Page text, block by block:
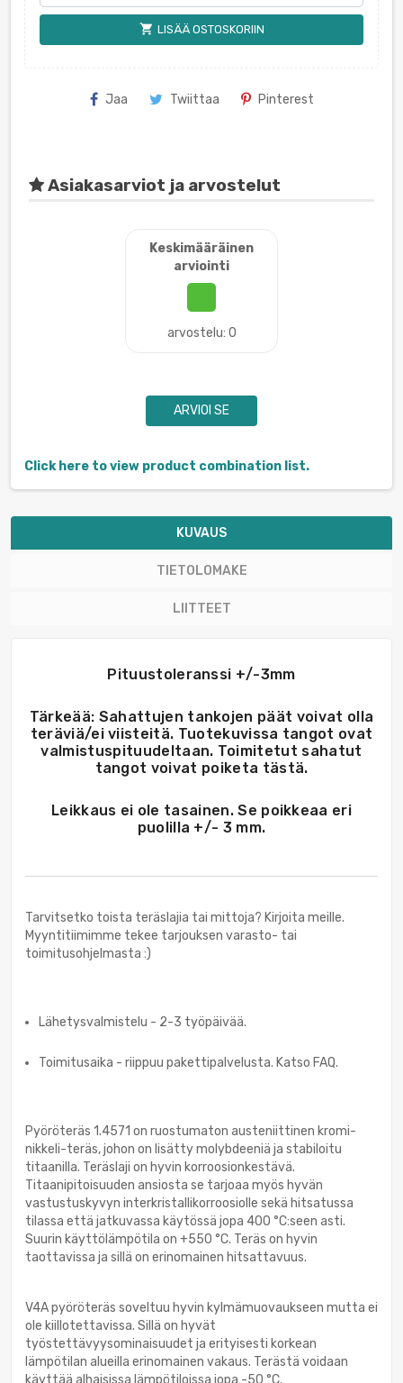
shopping_cart LISÄÄ OSTOSKORIIN
Jaa Twiittaa Pinterest
Asiakasarviot ja arvostelut
Keskimääräinen
arviointi
arvostelu: 0
ARVIOI SE
Click here to view product combination list.
KUVAUS
TIETOLOMAKE
LIITTEET
Pituustoleranssi +/-3mm
Tärkeää: Sahattujen tankojen päät voivat olla
teräviä/ei viisteitä. Tuotekuvissa tangot ovat
valmistuspituudeltaan. Toimitetut sahatut
tangot voivat poiketa tästä.
Leikkaus ei ole tasainen. Se poikkeaa eri
puolilla +/- 3 mm.
Tarvitsetko toista teräslajia tai mittoja? Kirjoita meille.
Myyntitiimimme tekee tarjouksen varasto- tai
toimitusohjelmasta :)
Lähetysvalmistelu - 2-3 työpäivää.
Toimitusaika - riippuu pakettipalvelusta. Katso FAQ.
Pyöröteräs 1.4571 on ruostumaton austeniittinen kromi-
nikkeli-teräs, johon on lisätty molybdeeniä ja stabiloitu
titaanilla. Teräslaji on hyvin korroosionkestävä.
Titaanipitoisuuden ansiosta se tarjoaa myös hyvän
vastustuskyvyn interkristallikorroosiolle sekä hitsatussa
tilassa että jatkuvassa käytössä jopa 400 °C:seen asti.
Suurin käyttölämpötila on +550 °C. Teräs on hyvin
taottavissa ja sillä on erinomainen hitsattavuus.
V4A pyöröteräs soveltuu hyvin kylmämuovaukseen mutta ei
ole kiillotettavissa. Sillä on hyvät
työstettävyysominaisuudet ja erityisesti korkean
lämpötilan alueilla erinomainen vakaus. Terästä voidaan